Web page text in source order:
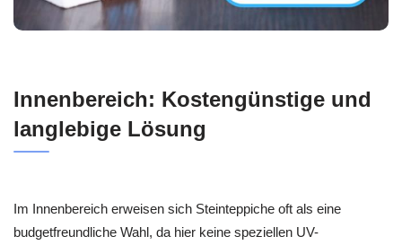
Innenbereich: Kostengünstige und
langlebige Lösung
Im Innenbereich erweisen sich Steinteppiche oft als eine
budgetfreundliche Wahl, da hier keine speziellen UV-